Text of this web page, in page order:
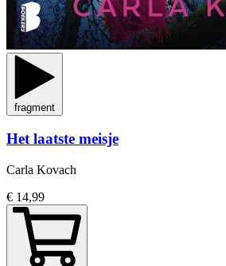
fragment
Het laatste meisje
Carla Kovach
€ 14,99